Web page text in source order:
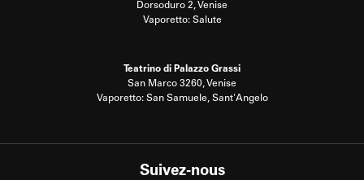
Dorsoduro 2, Venise
Vaporetto: Salute
Teatrino di Palazzo Grassi
San Marco 3260, Venise
Vaporetto: San Samuele, Sant'Angelo
Suivez-nous